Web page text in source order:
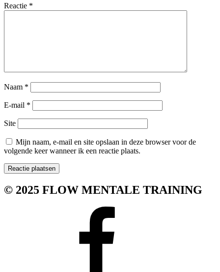
Reactie *
Naam *
E-mail *
Site
Mijn naam, e-mail en site opslaan in deze browser voor de
volgende keer wanneer ik een reactie plaats.
© 2025 FLOW MENTALE TRAINING